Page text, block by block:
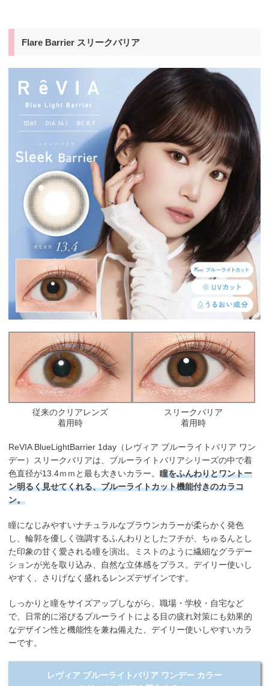
Flare Barrier スリークバリア
従来のクリアレンズ
着用時
スリークバリア
着用時
ReVIA BlueLightBarrier 1day（レヴィア ブルーライトバリア ワン
デー）スリークバリアは、ブルーライトバリアシリーズの中で着
色直径が13.4ｍｍと最も大きいカラー。瞳をふんわりとワントー
ン明るく見せてくれる、ブルーライトカット機能付きのカラコ
ン。
瞳になじみやすいナチュラルなブラウンカラーが柔らかく発色
し、輪郭を優しく強調するふんわりとしたフチが、ちゅるんとし
た印象の甘く愛される瞳を演出。ミストのように繊細なグラデー
ションが光を取り込み、自然な立体感をプラス。デイリー使いし
やすく、さりげなく盛れるレンズデザインです。
しっかりと瞳をサイズアップしながら、職場・学校・自宅など
で、日常的に浴びるブルーライトによる目の疲れ対策にも効果的
なデザイン性と機能性を兼ね備えた、デイリー使いしやすいカラ
ーです。
レヴィア ブルーライトバリア ワンデー カラー